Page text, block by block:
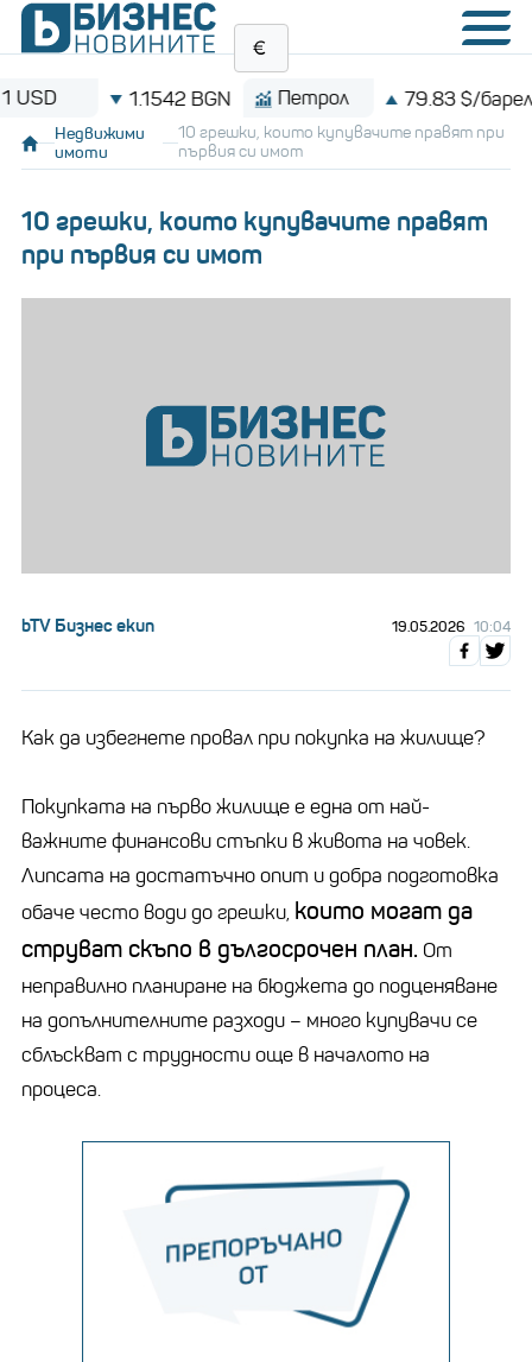
1.1542 BGN Петрол 79.83 $/барел
Недвижими
имоти
10 грешки, които купувачите правят при
първия си имот
10 грешки, които купувачите правят
при първия си имот
bTV Бизнес екип 19.05.2026 10:04
Как да избегнете провал при покупка на жилище?
Покупката на първо жилище е една от най-
важните финансови стъпки в живота на човек.
Липсата на достатъчно опит и добра подготовка
обаче често води до грешки, които могат да
струват скъпо в дългосрочен план. От
неправилно планиране на бюджета до подценяване
на допълнителните разходи – много купувачи се
сблъскват с трудности още в началото на
процеса.